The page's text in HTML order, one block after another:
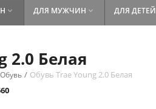
 ДЛЯ МУЖЧИН  ДЛЯ ДЕТЕЙ
2.0 Белая
Обувь / Обувь Trae Young 2.0 Белая